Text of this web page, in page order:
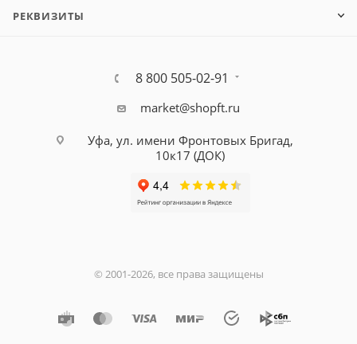
РЕКВИЗИТЫ
8 800 505-02-91
market@shopft.ru
Уфа, ул. имени Фронтовых Бригад,
10к17 (ДОК)
© 2001-2026, все права защищены